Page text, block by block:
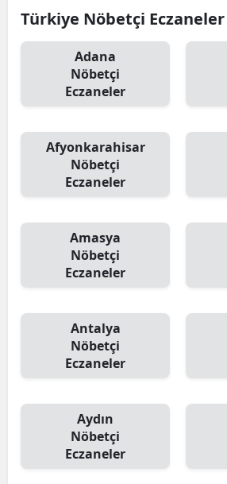
Türkiye Nöbetçi Eczaneler
Adana
Nöbetçi
Eczaneler
Afyonkarahisar
Nöbetçi
Eczaneler
Amasya
Nöbetçi
Eczaneler
Antalya
Nöbetçi
Eczaneler
Aydın
Nöbetçi
Eczaneler